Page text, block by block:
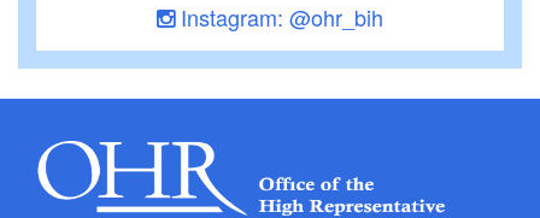
Instagram: @ohr_bih